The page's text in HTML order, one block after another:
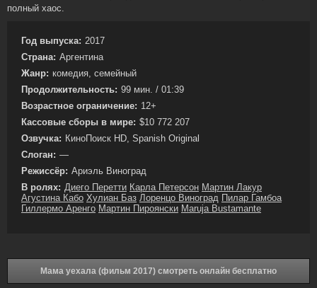
полный хаос.
Год выпуска: 2017
Страна: Аргентина
Жанр: комедия, семейный
Продолжительность: 99 мин. / 01:39
Возрастное ограничение: 12+
Кассовые сборы в мире: $10 772 207
Озвучка: КиноПоиск HD, Spanish Original
Слоган: —
Режиссёр: Ариэль Виноград
В ролях: Диего Перетти Карла Петерсон Мартин Лакур
Агустина Кабо Хулиан Баз Лоренцо Виноград Пилар Гамбоа
Гиллермо Аренго Мартин Пироянски Maruja Bustamante
Мама уехала (фильм 2017) смотреть онлайн бесплатно